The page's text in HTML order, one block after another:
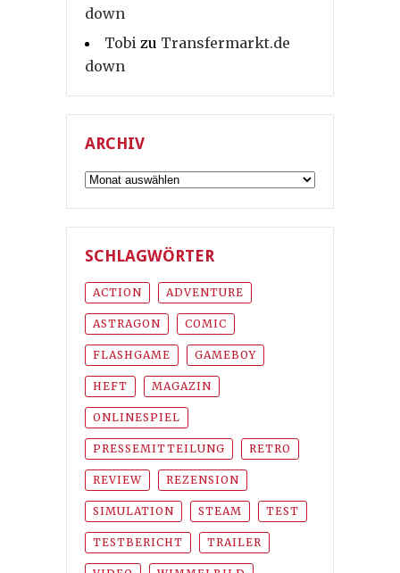
down
Tobi zu Transfermarkt.de
down
ARCHIV
Archiv
SCHLAGWÖRTER
ACTION ADVENTURE
ASTRAGON COMIC
FLASHGAME GAMEBOY
HEFT MAGAZIN
ONLINESPIEL
PRESSEMITTEILUNG RETRO
REVIEW REZENSION
SIMULATION STEAM TEST
TESTBERICHT TRAILER